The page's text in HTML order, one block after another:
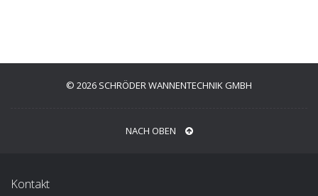
© 2026 SCHRÖDER WANNENTECHNIK GMBH
NACH OBEN
Kontakt